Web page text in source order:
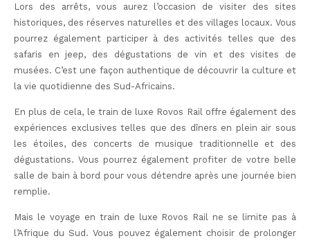
Lors des arrêts, vous aurez l’occasion de visiter des sites
historiques, des réserves naturelles et des villages locaux. Vous
pourrez également participer à des activités telles que des
safaris en jeep, des dégustations de vin et des visites de
musées. C’est une façon authentique de découvrir la culture et
la vie quotidienne des Sud-Africains.
En plus de cela, le train de luxe Rovos Rail offre également des
expériences exclusives telles que des dîners en plein air sous
les étoiles, des concerts de musique traditionnelle et des
dégustations. Vous pourrez également profiter de votre belle
salle de bain à bord pour vous détendre après une journée bien
remplie.
Mais le voyage en train de luxe Rovos Rail ne se limite pas à
l’Afrique du Sud. Vous pouvez également choisir de prolonger